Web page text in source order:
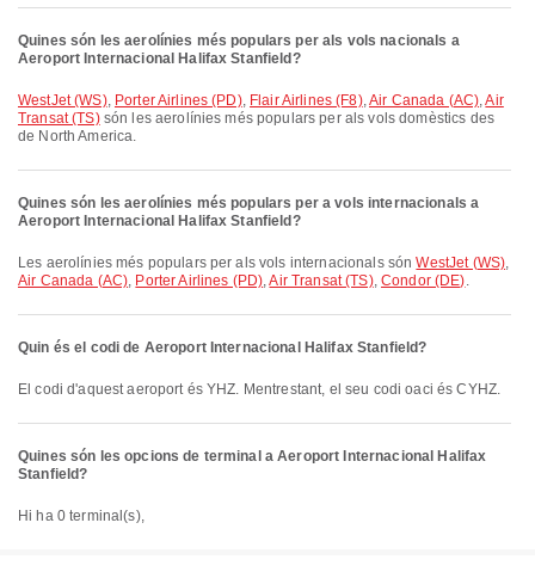
Quines són les aerolínies més populars per als vols nacionals a
Aeroport Internacional Halifax Stanfield?
WestJet (WS), Porter Airlines (PD), Flair Airlines (F8),Air Canada (AC),Air
Transat (TS)són les aerolínies més populars per als vols domèstics des
de North America.
Quines són les aerolínies més populars per a vols internacionals a
Aeroport Internacional Halifax Stanfield?
Les aerolínies més populars per als vols internacionals sónWestJet (WS),
Air Canada (AC), Porter Airlines (PD),Air Transat (TS),Condor (DE).
Quin és el codi de Aeroport Internacional Halifax Stanfield?
El codi d'aquest aeroport és YHZ. Mentrestant, el seu codi oaci és CYHZ.
Quines són les opcions de terminal a Aeroport Internacional Halifax
Stanfield?
Hi ha 0 terminal(s),